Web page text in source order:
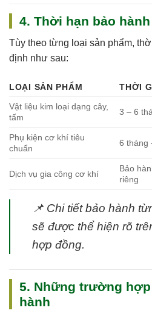
4. Thời hạn bảo hành
Tùy theo từng loại sản phẩm,
định như sau:
LOẠI SẢN PHẨM
THỜI
Vật liệu kim loại dạng cây,
tấm
3 – 6
Phụ kiện cơ khí tiêu
chuẩn
6 tháng
Dịch vụ gia công cơ khí
Bảo
riêng
📌 Chi tiết bảo hành
sẽ được thể hiện rõ
hợp đồng.
5. Những trường
hành